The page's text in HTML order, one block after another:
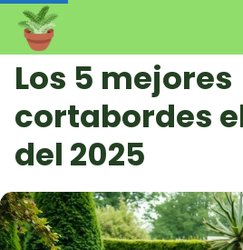
Los 5 mejores
cortabordes
del 2025